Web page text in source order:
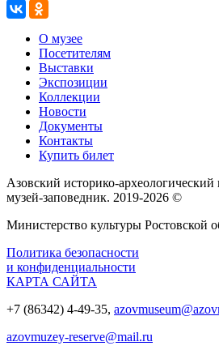
О музее
Посетителям
Выставки
Экспозиции
Коллекции
Новости
Документы
Контакты
Купить билет
Азовский
музей‑заповедник. 2019-2026 ©
Министерство культуры Ростовской
Политика безопасности
и конфиденциальности
КАРТА САЙТА
+7 (86342) 4-49-35,
azovmuzey-reserve@mail.ru